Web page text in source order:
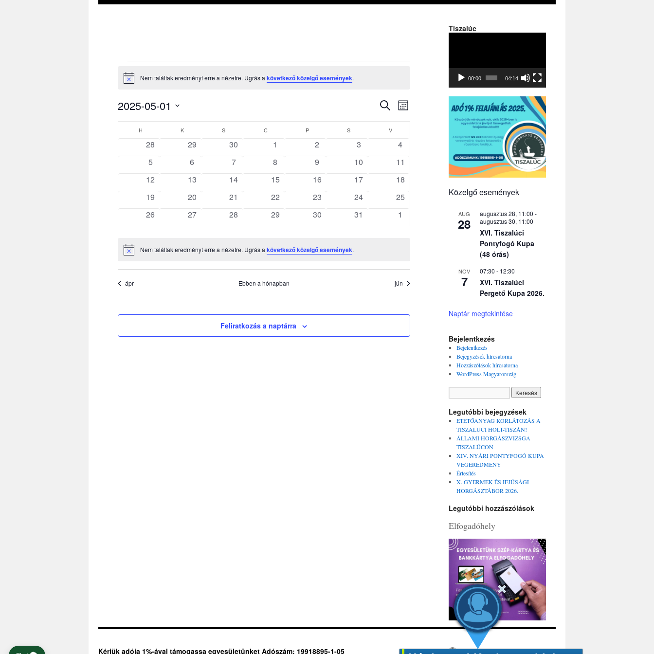
Események
Notice Nem találtak eredményt erre a nézetre. Ugrás a következő közelgő események.
Események
keresése
és
nézet
választás
KeresettEsemény
nézet
Hónap
2025-05-01
kiválasztása.
Események
naptár
H KKEDD S CCSÜTÖRTÖK PPÉNTEK S VVASÁRNAP
0
események
28
0
események
29
0
események
30
0
események
1
0
események
2
0
események
3
0
események
4
0
események
5
0
események
6
0
események
7
0
események
8
0
események
9
0
események
10
0
események
11
0
események
12
0
események
13
0
események
14
0
események
15
0
események
16
0
események
17
0
események
18
0
események
19
0
események
20
0
események
21
0
események
22
0
események
23
0
események
24
0
események
25
0
események
26
0
események
27
0
események
28
0
események
29
0
események
30
0
események
31
0
események
1
Notice Nem találtak eredményt erre a nézetre. Ugrás a következő közelgő események.
ápr Ebben a hónapban jún
Feliratkozás a naptárra
Tiszalúc
00:00 04:14
Közelgő események
AUG
28
augusztus 28, 11:00 -
augusztus 30, 11:00
XVI. Tiszalúci
Pontyfogó Kupa
(48 órás)
NOV
7
07:30 - 12:30
XVI. Tiszalúci
Pergető Kupa 2026.
Naptár megtekintése
Bejelentkezés
Bejelentkezés
Bejegyzések hírcsatorna
Hozzászólások hírcsatorna
WordPress Magyarország
Legutóbbi bejegyzések
ETETŐANYAG KORLÁTOZÁS A
TISZALÚCI HOLT-TISZÁN!
ÁLLAMI HORGÁSZVIZSGA
TISZALÚCON
XIV. NYÁRI PONTYFOGÓ KUPA
VÉGEREDMÉNY
Értesítés
X. GYERMEK ÉS IFJÚSÁGI
HORGÁSZTÁBOR 2026.
Legutóbbi hozzászólások
Elfogadóhely
Kérjük adója 1%-ával támogassa egyesületünket Adószám: 19918895-1-05 Köszönjük WordPress!